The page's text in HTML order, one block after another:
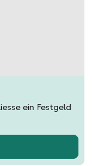
ein Festgeld